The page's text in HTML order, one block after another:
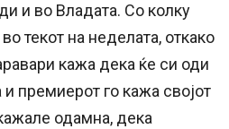
и во Владата. Со колку
текот на неделата, откако
кажа дека ќе си оди
премиерот го кажа својот
одамна, дека